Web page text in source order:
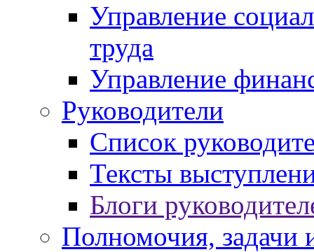
Управление
труда
Управление
Руководители
Список
Тексты
Блоги
Полномочия, задачи